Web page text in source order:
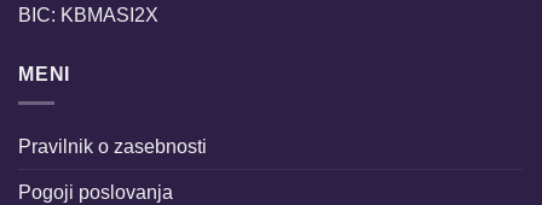
BIC: KBMASI2X
MENI
Pravilnik o zasebnosti
Pogoji poslovanja